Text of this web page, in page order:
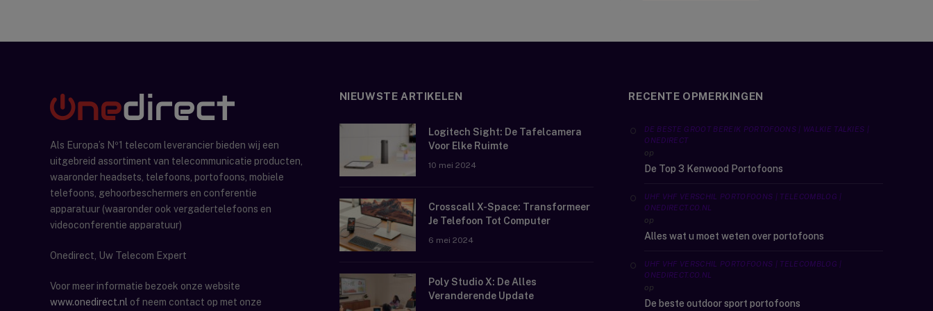
Als Europa’s Nº1 telecom leverancier bieden wij een
uitgebreid assortiment van telecommunicatie producten,
waaronder headsets, telefoons, portofoons, mobiele
telefoons, gehoorbeschermers en conferentie
apparatuur (waaronder ook vergadertelefoons en
videoconferentie apparatuur)
Onedirect, Uw Telecom Expert
Voor meer informatie bezoek onze website
www.onedirect.nl of neem contact op met onze
NIEUWSTE ARTIKELEN
Logitech Sight: De Tafelcamera
Voor Elke Ruimte
10 mei 2024
Crosscall X-Space: Transformeer
Je Telefoon Tot Computer
6 mei 2024
Poly Studio X: De Alles
Veranderende Update
RECENTE OPMERKINGEN
DE BESTE GROOT BEREIK PORTOFOONS | WALKIE TALKIES |
ONEDIRECT
op
De Top 3 Kenwood Portofoons
UHF VHF VERSCHIL PORTOFOONS | TELECOMBLOG |
ONEDIRECT.CO.NL
op
Alles wat u moet weten over portofoons
UHF VHF VERSCHIL PORTOFOONS | TELECOMBLOG |
ONEDIRECT.CO.NL
op
De beste outdoor sport portofoons